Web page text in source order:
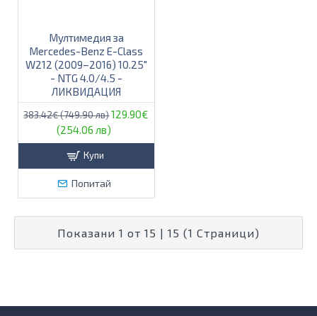
Мултимедия за
Mercedes-Benz E-Class
W212 (2009–2016) 10.25″
- NTG 4.0/4.5 -
ЛИКВИДАЦИЯ
383.42€ (749.90 лв)129.90€
(254.06 лв)
Купи
Попитай
Показани 1 от 15 | 15 (1 Страници)